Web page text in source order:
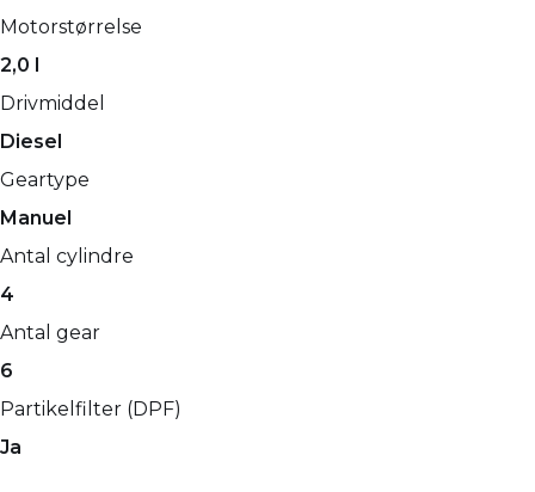
Motorstørrelse
2,0 l
Drivmiddel
Diesel
Geartype
Manuel
Antal cylindre
4
Antal gear
6
Partikelfilter (DPF)
Ja